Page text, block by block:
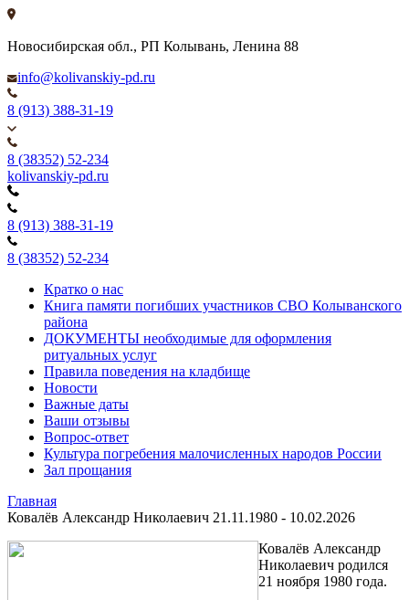
Новосибирская обл., РП Колывань, Ленина 88
info@kolivanskiy-pd.ru
8 (913) 388-31-19
8 (38352) 52-234
kolivanskiy-pd.ru
8 (913) 388-31-19
8 (38352) 52-234
Кратко о нас
Книга памяти погибших участников СВО Колыванского
района
ДОКУМЕНТЫ необходимые для оформления
ритуальных услуг
Правила поведения на кладбище
Новости
Важные даты
Ваши отзывы
Вопрос-ответ
Культура погребения малочисленных народов России
Зал прощания
Главная
Ковалёв Александр Николаевич 21.11.1980 - 10.02.2026
Ковалёв Александр
Николаевич родился
21 ноября 1980 года.